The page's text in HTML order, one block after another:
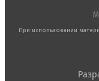
При использовании